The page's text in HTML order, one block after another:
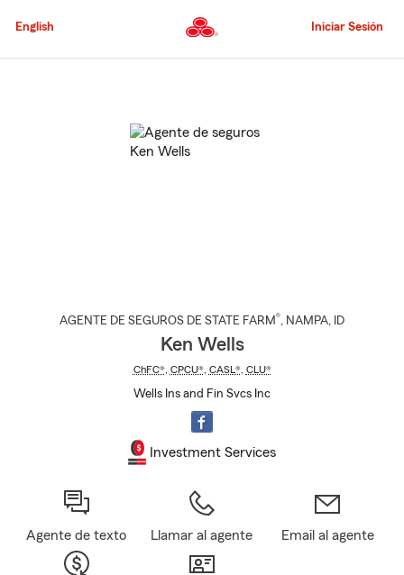
al
principal
English Iniciar Sesión
AGENTE DE SEGUROS DE STATE FARM®, NAMPA, ID
Ken Wells
ChFC®, CPCU®, CASL®, CLU®
Wells Ins and Fin Svcs Inc
Investment Services
Agente de texto Llamar al agente Email al agente